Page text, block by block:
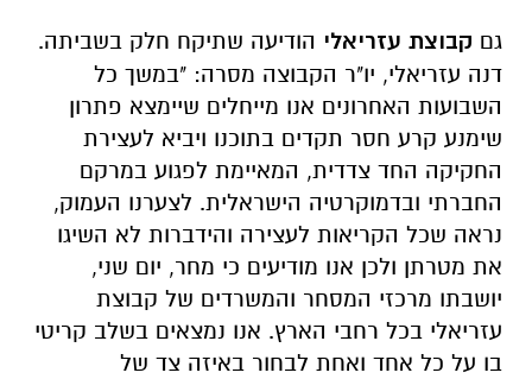
גם קבוצת עזריאלי הודיעה שתיקח חלק בשביתה.
דנה עזריאלי, יו"ר הקבוצה מסרה: "במשך כל
השבועות האחרונים אנו מייחלים שיימצא פתרון
שימנע קרע חסר תקדים בתוכנו ויביא לעצירת
החקיקה החד צדדית, המאיימת לפגוע במרקם
החברתי ובדמוקרטיה הישראלית. לצערנו העמוק,
נראה שכל הקריאות לעצירה והידברות לא השיגו
את מטרתן ולכן אנו מודיעים כי מחר, יום שני,
יושבתו מרכזי המסחר והמשרדים של קבוצת
עזריאלי בכל רחבי הארץ. אנו נמצאים בשלב קריטי
בו על כל אחד ואחת לבחור באיזה צד של